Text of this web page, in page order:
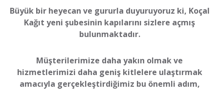
Büyük bir heyecan ve gururla duyuruyoruz ki, Koçal
Kağıt yeni şubesinin kapılarını sizlere açmış
bulunmaktadır.
Müşterilerimize daha yakın olmak ve
hizmetlerimizi daha geniş kitlelere ulaştırmak
amacıyla gerçekleştirdiğimiz bu önemli adım,